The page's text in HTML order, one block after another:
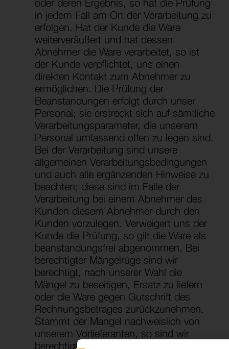
in jedem Fall am Ort der Verarbeitung zu
erfolgen. Hat der Kunde die Ware
weiterveräußert und hat dessen
Abnehmer die Ware verarbeitet, so ist
der Kunde verpflichtet, uns einen
direkten Kontakt zum Abnehmer zu
ermöglichen. Die Prüfung der
Beanstandungen erfolgt durch unser
Personal; sie erstreckt sich auf sämtliche
Verarbeitungsparameter, die unserem
Personal umfassend offen zu legen sind.
Bei der Verarbeitung sind unsere
allgemeinen Verarbeitungsbedingungen
und auch alle ergänzenden Hinweise zu
beachten; diese sind im Falle der
Verarbeitung bei einem Abnehmer des
Kunden diesem Abnehmer durch den
Kunden vorzulegen. Verweigert uns der
Kunde die Prüfung, so gilt die Ware als
beanstandungsfrei abgenommen. Bei
berechtigter Mängelrüge sind wir
berechtigt, nach unserer Wahl die
Mängel zu beseitigen, Ersatz zu liefern
oder die Ware gegen Gutschrift des
Rechnungsbetrages zurückzunehmen.
Stammt der Mangel nachweislich von
unserem Vorlieferanten, so sind wir
berechtigt, den